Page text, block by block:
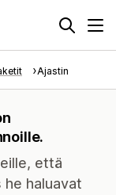
Ajastin
että
haluavat